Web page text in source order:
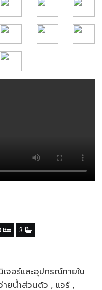
3
จอร์และอุปกรณ์ภายใน
ายน้ำส่วนตัว , แอร์ ,